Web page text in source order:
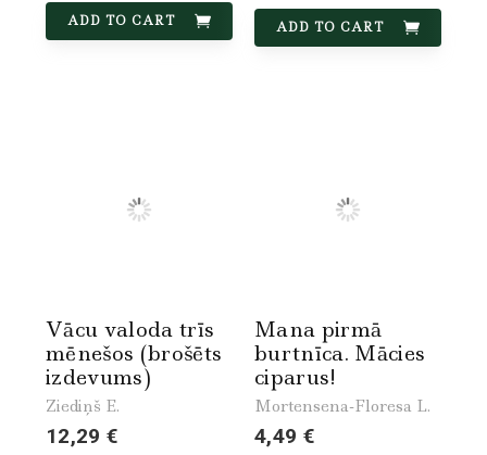
ADD TO CART ADD TO CART
Vācu valoda trīs
mēnešos (brošēts
izdevums)
Ziediņš E.
12,29 €
Mana pirmā
burtnīca. Mācies
ciparus!
Mortensena-Floresa L.
4,49 €